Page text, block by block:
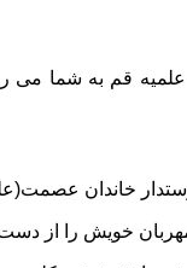
قم به شما مى